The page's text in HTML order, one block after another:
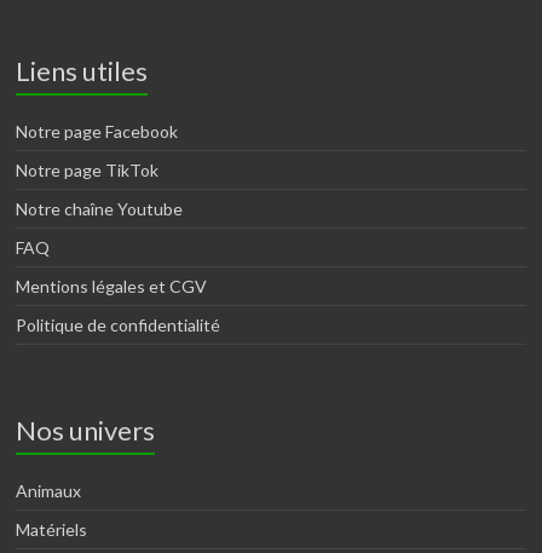
Liens utiles
Notre page Facebook
Notre page TikTok
Notre chaîne Youtube
FAQ
Mentions légales et CGV
Politique de confidentialité
Nos univers
Animaux
Matériels